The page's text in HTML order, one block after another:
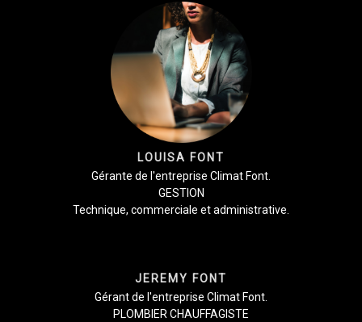
LOUISA FONT
Gérante de l'entreprise Climat Font.
GESTION
Technique, commerciale et administrative.
JEREMY FONT
Gérant de l'entreprise Climat Font.
PLOMBIER CHAUFFAGISTE